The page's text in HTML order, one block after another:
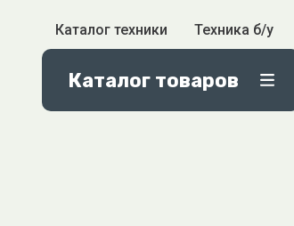
Каталог техники Техника б/у
Каталог товаров